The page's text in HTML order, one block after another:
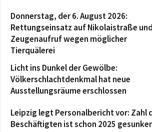
Donnerstag, der 6. August 2026:
Rettungseinsatz auf Nikolaistraße und
Zeugenaufruf wegen möglicher
Tierquälerei
Licht ins Dunkel der Gewölbe:
Völkerschlachtdenkmal hat neue
Ausstellungsräume erschlossen
Leipzig legt Personalbericht vor: Zahl
Beschäftigten ist schon 2025